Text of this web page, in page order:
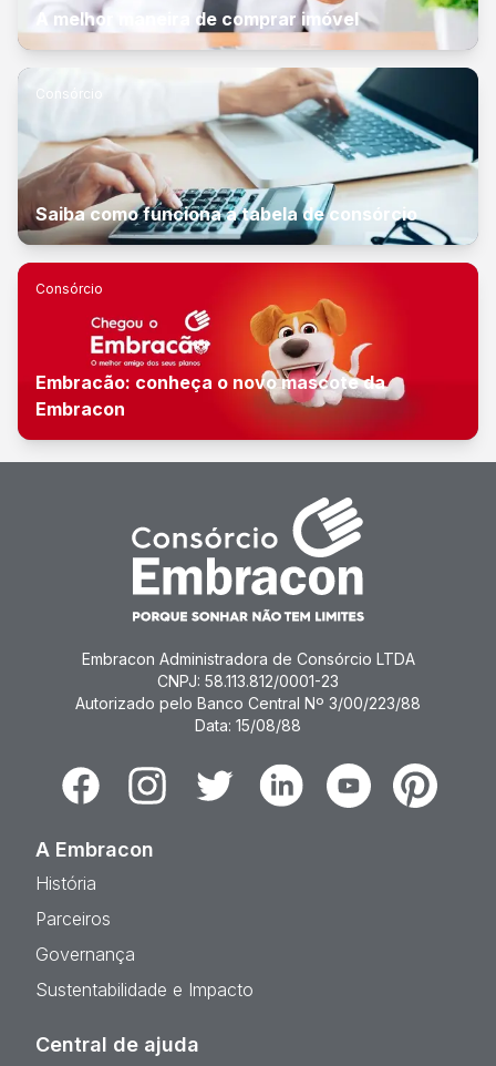
A melhor maneira de comprar imóvel
Consórcio
Saiba como funciona a tabela de consórcio
Consórcio
Embracão: conheça o novo mascote da
Embracon
Embracon Administradora de Consórcio LTDA
CNPJ: 58.113.812/0001-23
Autorizado pelo Banco Central Nº 3/00/223/88
Data: 15/08/88
FacebookInstagramTwitter LinkedinYoutubePinterest
A Embracon
História
Parceiros
Governança
Sustentabilidade e Impacto
Central de ajuda